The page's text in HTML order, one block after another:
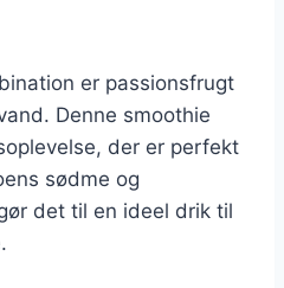
er passionsfrugt
Denne smoothie
der er perfekt
sødme og
det til en ideel drik til